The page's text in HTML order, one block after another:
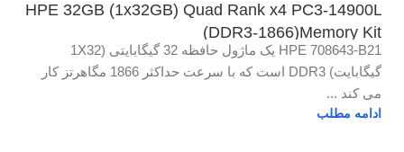
HPE 32GB (1x32GB) Quad Rank x4 PC3-14900L
(DDR3-1866)Memory Kit
HPE 708643-B21 یک ماژول حافظه 32 گیگابایتی (1X32
گیگابایت) DDR3 است که با سرعت حداکثر 1866 مگاهرتز کار
می کند ...
ادامه مطلب